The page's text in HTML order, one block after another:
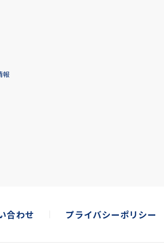
報
合わせ プライバシーポリシー